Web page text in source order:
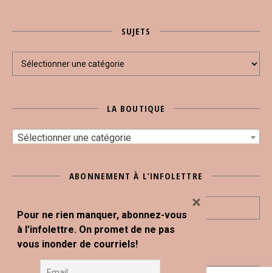
SUJETS
Sujets
LA BOUTIQUE
Sélectionner une catégorie
ABONNEMENT À L’INFOLETTRE
Pour ne rien manquer, abonnez-vous
à l’infolettre. On promet de ne pas
vous inonder de courriels!
×